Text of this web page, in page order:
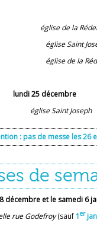
église de la
de Noël église Saint
Noël église de la
lundi 25 décembre
église Saint Joseph
: pas de messe les 26
de
décembre et le samedi 6
rue Godefroy(sauf1er